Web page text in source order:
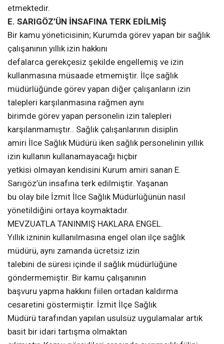
etmektedir.
E. SARIGÖZ’ÜN İNSAFINA TERK EDİLMİŞ
Bir kamu yöneticisinin; Kurumda görev yapan bir sağlık
çalışanının yıllık izin hakkını
defalarca gerekçesiz şekilde engellemiş ve izin
kullanmasına müsaade etmemiştir. İlçe sağlık
müdürlüğünde görev yapan diğer çalışanların izin
talepleri karşılanmasına rağmen aynı
birimde görev yapan personelin izin talepleri
karşılanmamıştır.. Sağlık çalışanlarının disiplin
amiri İlce Sağlık Müdürü iken sağlık personelinin yıllık
izin kullanın kullanamayacağı hiçbir
yetkisi olmayan kendisini Kurum amiri sanan E.
Sarıgöz’ün insafına terk edilmiştir. Yaşanan
bu olay bile İzmit İlce Sağlık Müdürlüğünün nasıl
yönetildiğini ortaya koymaktadır.
MEVZUATLA TANINMIŞ HAKLARA ENGEL.
Yıllık izninin kullanılmasına engel olan ilçe sağlık
müdürü, aynı zamanda ücretsiz izin
talebini de süresi içinde il sağlık müdürlüğüne
göndermemiştir. Bir kamu çalışanının
başvuru yapma hakkını fiilen ortadan kaldırma
cesaretini göstermiştir. İzmit İlçe Sağlık
Müdürü tarafından yapılan usulsüz uygulamalar artık
basit bir idari tartışma olmaktan